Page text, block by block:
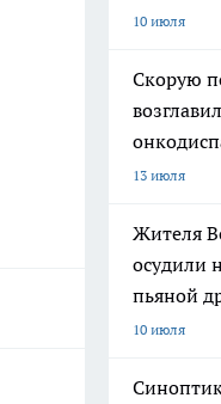
10 июля
Скорую
13 июля
Жителя
осудили
пьяной
10 июля